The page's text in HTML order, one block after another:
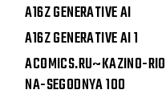
A16Z GENERATIVE AI
A16Z GENERATIVE AI 1
ACOMICS.RU~KAZINO-
NA-SEGODNYA 100